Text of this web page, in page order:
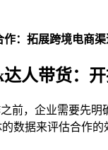
：拓展跨境电商渠
人带货：
前，企业需要先
数据来评估合作